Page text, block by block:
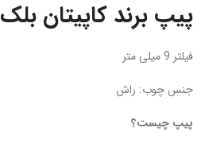
پیپ برند کاپیتان بلک
فیلتر 9 میلی متر
جنس چوب: راش
پیپ چیست؟